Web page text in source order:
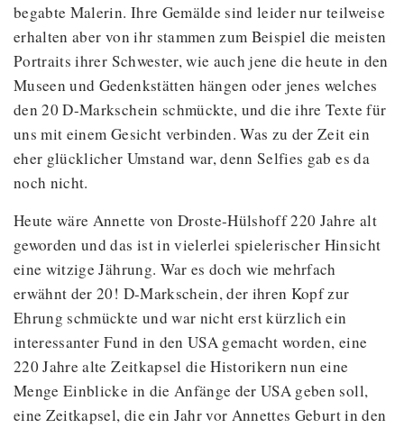
begabte Malerin. Ihre Gemälde sind leider nur teilweise
erhalten aber von ihr stammen zum Beispiel die meisten
Portraits ihrer Schwester, wie auch jene die heute in den
Museen und Gedenkstätten hängen oder jenes welches
den 20 D-Markschein schmückte, und die ihre Texte für
uns mit einem Gesicht verbinden. Was zu der Zeit ein
eher glücklicher Umstand war, denn Selfies gab es da
noch nicht.
Heute wäre Annette von Droste-Hülshoff 220 Jahre alt
geworden und das ist in vielerlei spielerischer Hinsicht
eine witzige Jährung. War es doch wie mehrfach
erwähnt der 20! D-Markschein, der ihren Kopf zur
Ehrung schmückte und war nicht erst kürzlich ein
interessanter Fund in den USA gemacht worden, eine
220 Jahre alte Zeitkapsel die Historikern nun eine
Menge Einblicke in die Anfänge der USA geben soll,
eine Zeitkapsel, die ein Jahr vor Annettes Geburt in den